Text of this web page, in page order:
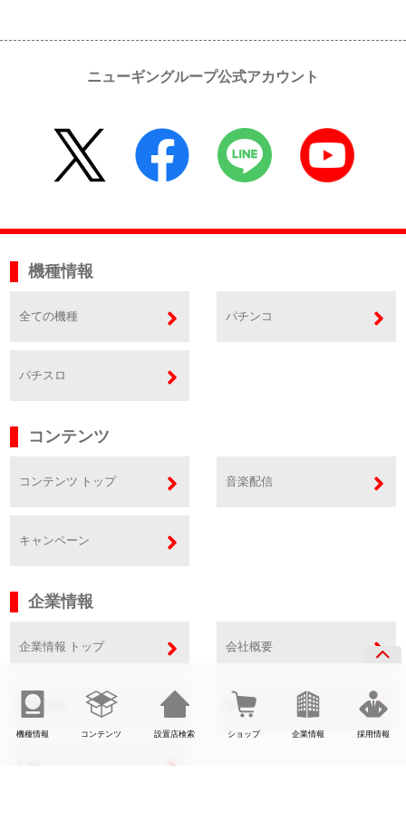
機種情報 コンテンツ 設置店検索 ショップ 企業情報 採用情報
ニューギングループ公式アカウント
機種情報
全ての機種 パチンコ
パチスロ
コンテンツ
コンテンツ トップ 音楽配信
キャンペーン
企業情報
企業情報 トップ 会社概要
事業内容 SDGs